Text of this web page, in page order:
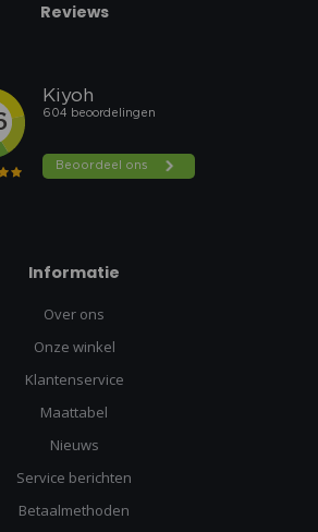
Reviews
Informatie
Over ons
Onze winkel
Klantenservice
Maattabel
Nieuws
Service berichten
Betaalmethoden